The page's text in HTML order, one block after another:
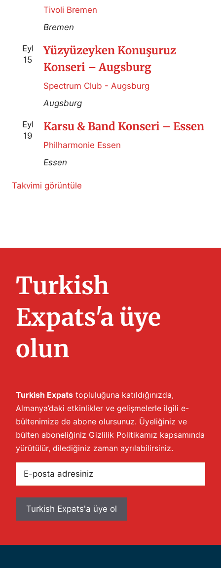
Tivoli Bremen
Bremen
Eyl
15
Yüzyüzeyken Konuşuruz
Konseri – Augsburg
Spectrum Club - Augsburg
Augsburg
Eyl
19
Karsu & Band Konseri – Essen
Philharmonie Essen
Essen
Takvimi görüntüle
Turkish
Expats'a üye
olun
Turkish Expats topluluğuna katıldığınızda,
Almanya’daki etkinlikler ve gelişmelerle ilgili e-
bültenimize de abone olursunuz. Üyeliğiniz ve
bülten aboneliğiniz Gizlilik Politikamız kapsamında
yürütülür, dilediğiniz zaman ayrılabilirsiniz.
posta